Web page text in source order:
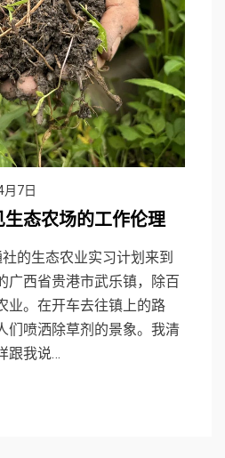
月7日
态农场的工作伦理
的生态农业实习计划来到
广西省贵港市武乐镇，除百
业。在开车去往镇上的路
们喷洒除草剂的景象。我清
跟我说…